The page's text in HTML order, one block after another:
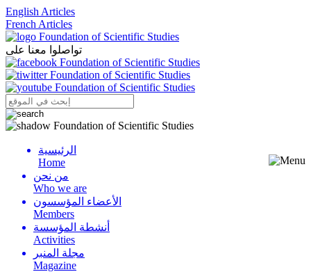
English Articles
French Articles
تواصلوا معنا على
Menu
الرئيسية
Home
من نحن
Who we are
الأعضاء المؤسسون
Members
أنشطة المؤسسة
Activities
مجلة المنبر
Magazine